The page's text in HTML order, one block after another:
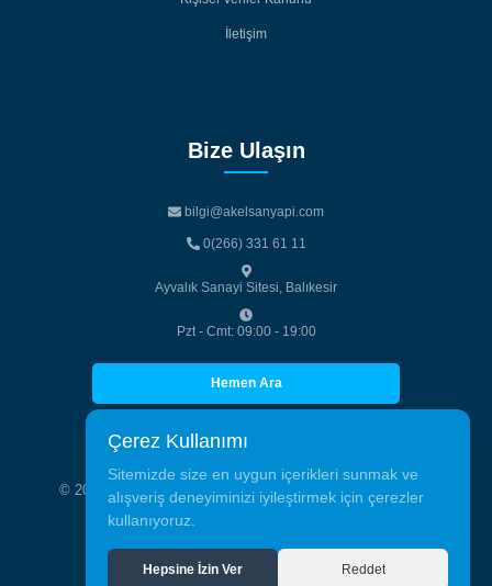
İletişim
Bize Ulaşın
bilgi@akelsanyapi.com
0(266) 331 61 11
Ayvalık Sanayi Sitesi, Balıkesir
Pzt - Cmt: 09:00 - 19:00
Hemen Ara
Hemen Ara
© 2026 Akelsan Alüminyum Tic. San. Tüm hakları saklıdır.
Developed By
Aynen Ajans
Çerez Kullanımı
Sitemizde size en uygun içerikleri sunmak ve
alışveriş deneyiminizi iyileştirmek için çerezler
kullanıyoruz.
Hepsine İzin Ver
Hepsine İzin Ver
Reddet
Reddet